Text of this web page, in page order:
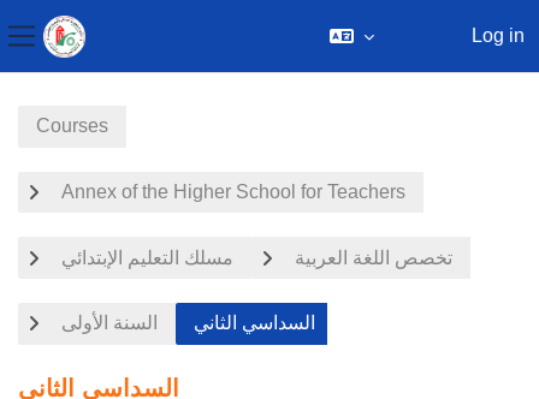
Side panel
Log in
Courses
Annex of the Higher School for Teachers
مسلك التعليم الإبتدائي تخصص اللغة العربية
السنة الأولى السداسي الثاني
السداسي الثاني